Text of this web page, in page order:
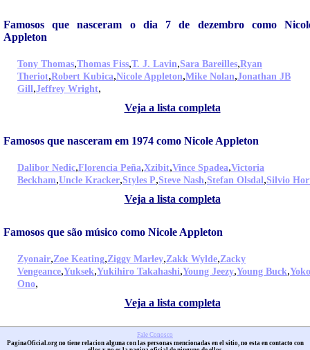
Famosos que nasceram o dia 7 de dezembro como
Appleton
Tony Thomas,Thomas Fiss,T. J. Lavin,Sara Bareilles,Ryan
Theriot,Robert Kubica,Nicole Appleton,Mike Nolan,Jonathan JB
Gill,Jeffrey Wright,
Veja a lista completa
Famosos que nasceram em 1974 como Nicole Appleton
Dalibor Nedic,Florencia Peña,Xzibit,Vince Spadea,Victoria
Beckham,Uncle Kracker,Styles P,Steve Nash,Stefan Olsdal,Silvio
Veja a lista completa
Famosos que são músico como Nicole Appleton
Zyonair,Zoe Keating,Ziggy Marley,Zakk Wylde,Zacky
Vengeance,Yuksek,Yukihiro Takahashi,Young Jeezy,Young Buck,Yoko
Ono,
Veja a lista completa
Fale Conosco
PaginaOficial.org no tiene relacion alguna con las personas mencionadas en el sitio, no esta en contacto con